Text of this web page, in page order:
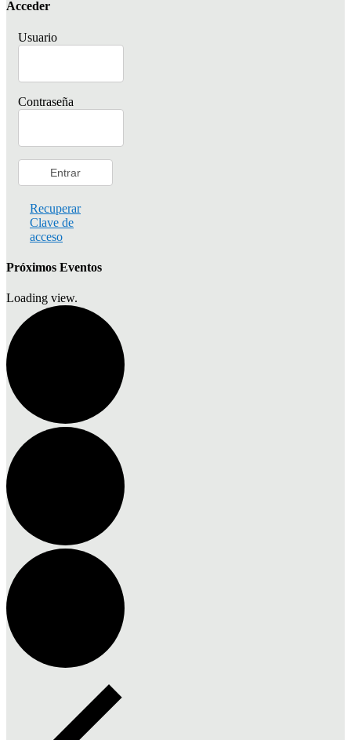
Acceder
Usuario
Contraseña
Recuperar
Clave de
acceso
Próximos Eventos
Loading view.